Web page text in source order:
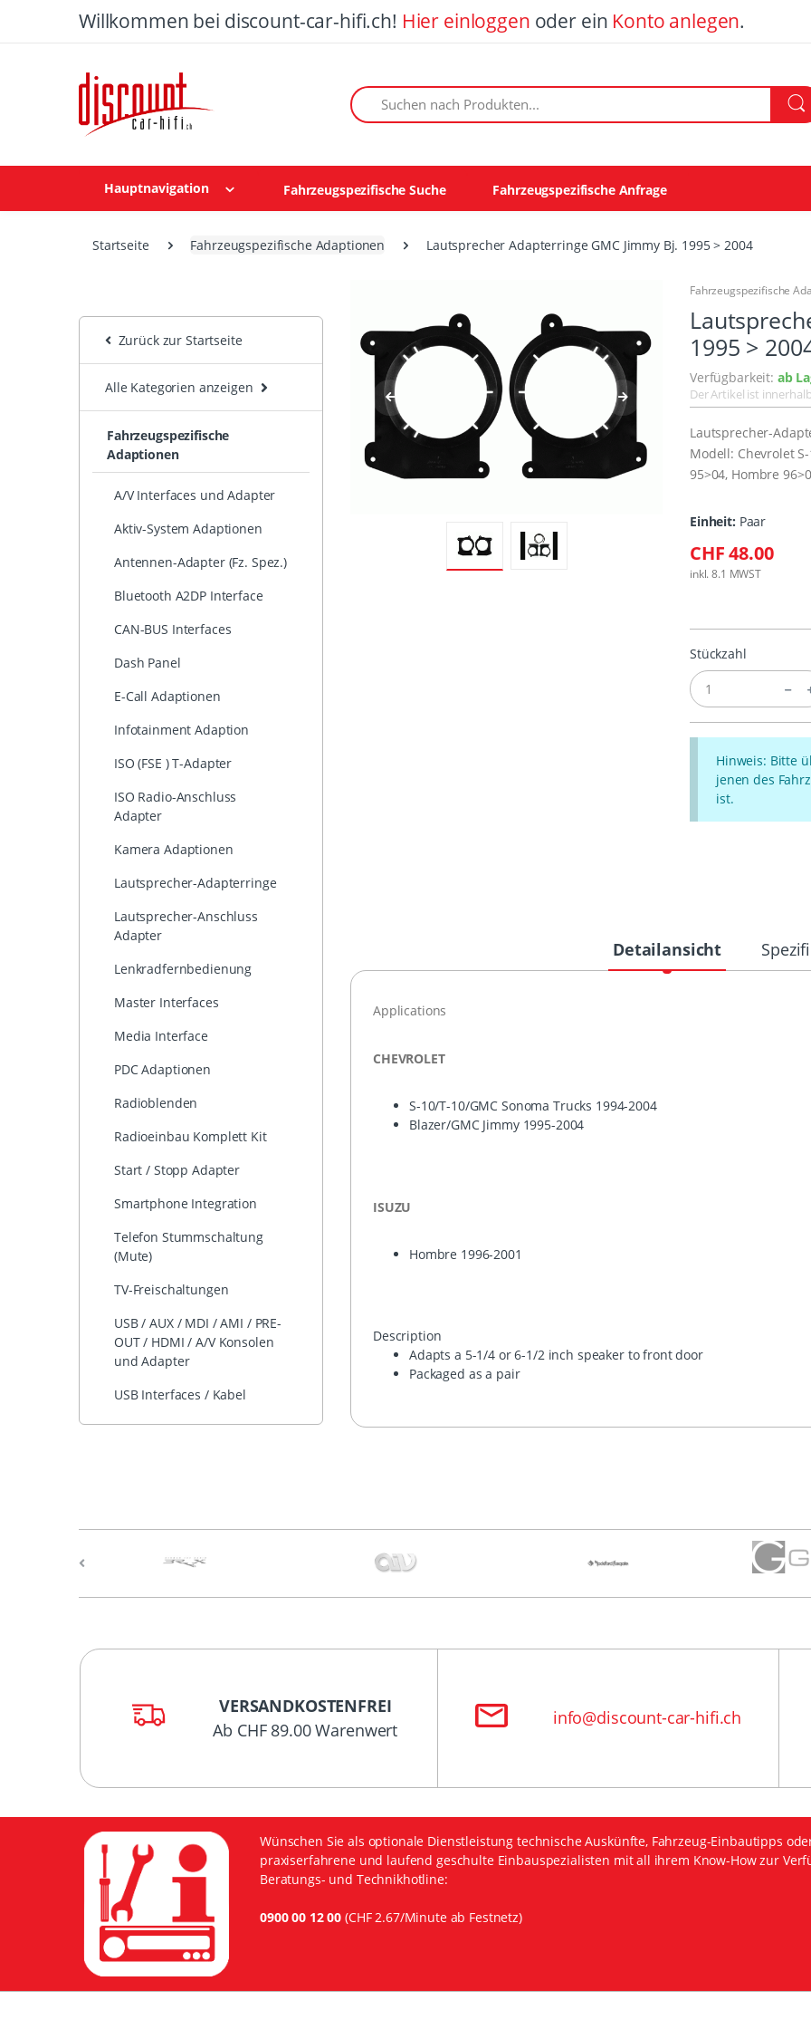
Willkommen bei discount-car-hifi.ch! Hier einloggen oder ein Konto anlegen.
Suchen nach Produkten:
Hauptnavigation Fahrzeugspezifische Suche Fahrzeugspezifische Anfrage
Startseite Fahrzeugspezifische Adaptionen Lautsprecher Adapterringe GMC Jimmy Bj. 1995 > 2004
Zurück zur Startseite
Alle Kategorien anzeigen
Fahrzeugspezifische
Adaptionen
A/V Interfaces und Adapter
Aktiv-System Adaptionen
Antennen-Adapter (Fz. Spez.)
Bluetooth A2DP Interface
CAN-BUS Interfaces
Dash Panel
E-Call Adaptionen
Infotainment Adaption
ISO (FSE ) T-Adapter
ISO Radio-Anschluss
Adapter
Kamera Adaptionen
Lautsprecher-Adapterringe
Lautsprecher-Anschluss
Adapter
Lenkradfernbedienung
Master Interfaces
Media Interface
PDC Adaptionen
Radioblenden
Radioeinbau Komplett Kit
Start / Stopp Adapter
Smartphone Integration
Telefon Stummschaltung
(Mute)
TV-Freischaltungen
USB / AUX / MDI / AMI / PRE-
OUT / HDMI / A/V Konsolen
und Adapter
USB Interfaces / Kabel
Fahrzeugspezifische
1995 >
Verfügbarkeit: ab
Der Artikel ist
Lautsprecher-
Modell: Chevrolet
95>04, Hombre
Einheit: Paar
CHF 48.00
inkl. 8.1 MWST
Stückzahl
Hinweis: Bitte
jenen des
ist.
Detailansicht
Applications
CHEVROLET
S-10/T-10/GMC Sonoma Trucks 1994-2004
Blazer/GMCJimmy 1995-2004
ISUZU
Hombre 1996-2001
Description
Adapts a 5-1/4 or 6-1/2 inch speaker to front door
Packaged as a pair
VERSANDKOSTENFREI
Ab CHF 89.00 Warenwert
info@discount-car-hifi.ch
Wünschen Sie als optionale Dienstleistung technische Auskünfte, Fahrzeug-Einbautipps
praxiserfahrene und laufend geschulte Einbauspezialisten mit all ihrem Know-How zur
Beratungs- und Technikhotline:
0900 00 12 00 (CHF 2.67/Minute ab Festnetz)